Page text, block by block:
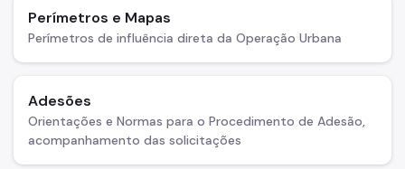
Perímetros e Mapas
Perímetros de influência direta da Operação Urbana
Adesões
Orientações e Normas para o Procedimento de Adesão,
acompanhamento das solicitações